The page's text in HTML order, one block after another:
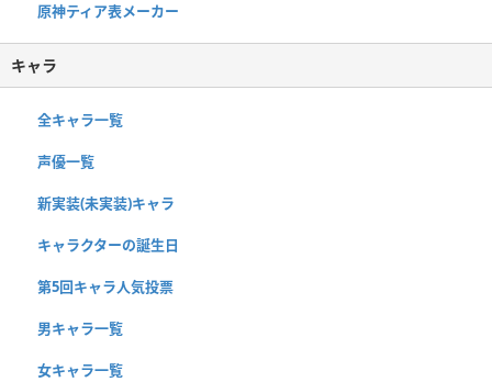
原神ティア表メーカー
キャラ
全キャラ一覧
声優一覧
新実装(未実装)キャラ
キャラクターの誕生日
第5回キャラ人気投票
男キャラ一覧
女キャラ一覧